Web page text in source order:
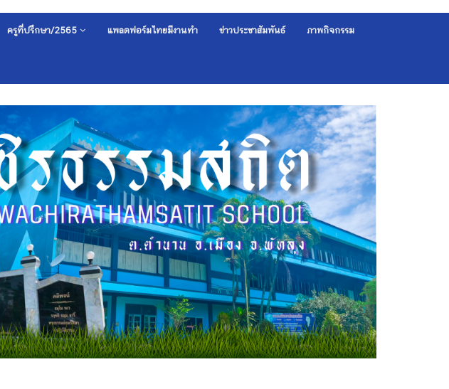
ครูที่ปรึกษา/2565 แพลตฟอร์มไทยมีงานทำ ข่าวประชาสัมพันธ์ ภาพกิจกรรม